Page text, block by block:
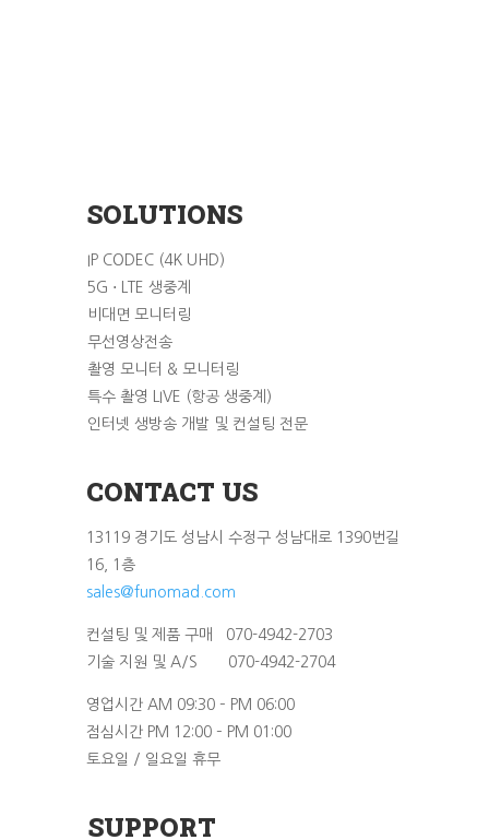
SOLUTIONS
IP CODEC (4K UHD)
5G ⋅ LTE 생중계
비대면 모니터링
무선영상전송
촬영 모니터 & 모니터링
특수 촬영 LIVE (항공 생중계)
인터넷 생방송 개발 및 컨설팅 전문
CONTACT US
13119 경기도 성남시 수정구 성남대로 1390번길
16, 1층
sales@funomad.com
컨설팅 및 제품 구매 070-4942-2703
기술 지원 및 A/S 070-4942-2704
영업시간 AM 09:30 – PM 06:00
점심시간 PM 12:00 – PM 01:00
토요일 / 일요일 휴무
SUPPORT